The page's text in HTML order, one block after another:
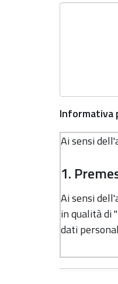
Informativa
Ai sensi
1.
Ai sensi
in qualità di
dati
2.